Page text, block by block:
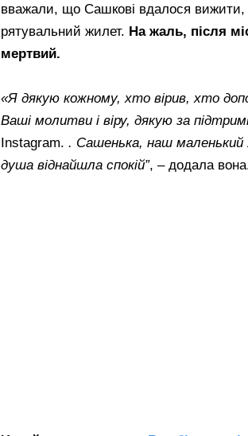
вважали, що Сашкові вдалося
рятувальний жилет. На жаль, після
мертвий.
«Я дякую кожному, хто вірив, хто
Ваші молитви і віру, дякую за
Instagram. . Сашенька, наш маленький
душа віднайшла спокій”, – додала